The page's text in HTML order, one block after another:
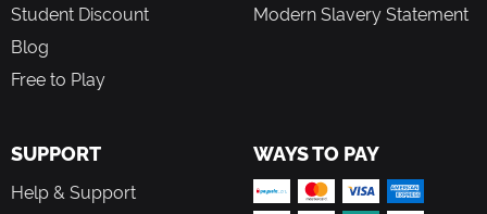
Student Discount
Blog
Free to Play
Modern Slavery Statement
SUPPORT
Help & Support
WAYS TO PAY